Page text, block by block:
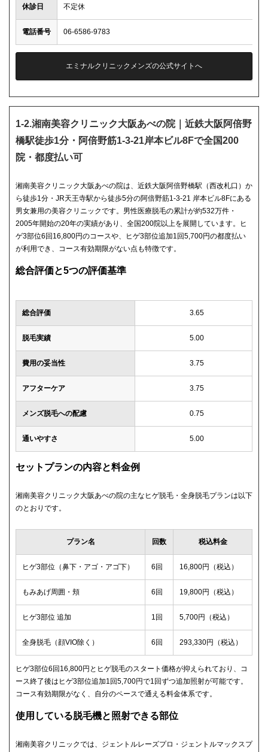
休診日 不定休
電話番号 06-6586-9783
エミナルクリニックメンズの公式サイトへ
1-2.湘南美容クリニック大阪あべの院｜近鉄大阪阿倍野
橋駅徒歩1分・阿倍野筋1-3-21岸本ビル8Fで全国200
院・都度払い可
湘南美容クリニック大阪あべの院は、近鉄大阪阿倍野橋駅（西改札口）か
ら徒歩1分・JR天王寺駅から徒歩5分の阿倍野筋1-3-21 岸本ビル8Fにある
男女兼用の美容クリニックです。男性医療脱毛の累計が約532万件・
2005年開始の20年の実績があり、全国200院以上を展開しています。ヒ
ゲ3部位6回16,800円のコースや、ヒゲ3部位追加1回5,700円の都度払い
が利用でき、コース有効期限がない点も特徴です。
総合評価と5つの評価基準
総合評価 3.65
脱毛実績 5.00
費用の妥当性 3.75
アフターケア 3.75
メンズ脱毛への配慮 0.75
通いやすさ 5.00
セットプランの内容と料金例
湘南美容クリニック大阪あべの院の主なヒゲ脱毛・全身脱毛プランは以下
のとおりです。
プラン名 回数 税込料金
ヒゲ3部位（鼻下・アゴ・アゴ下） 6回 16,800円（税込）
もみあげ周囲・頬 6回 19,800円（税込）
ヒゲ3部位 追加 1回 5,700円（税込）
全身脱毛（顔VIO除く） 6回 293,330円（税込）
ヒゲ3部位6回16,800円とヒゲ脱毛のスタート価格が抑えられており、コ
ース終了後はヒゲ3部位追加1回5,700円で1回ずつ追加照射が可能です。
コース有効期限がなく、自分のペースで通える料金体系です。
使用している脱毛機と照射できる部位
湘南美容クリニックでは、ジェントルレーズプロ・ジェントルマックスプ